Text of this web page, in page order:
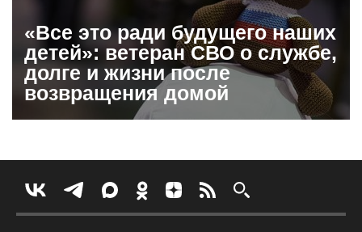
«Все это ради будущего наших
детей»: ветеран СВО о службе,
долге и жизни после
возвращения домой